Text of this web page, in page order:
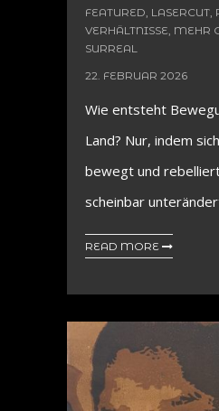
FEATURED, LASERCUT,
VERHÄLTNISSE, MEHR
SURREAL
22. FEBRUAR 2026
Wie entsteht
Land? Nur, indem
bewegt und
scheinbar
READ MORE